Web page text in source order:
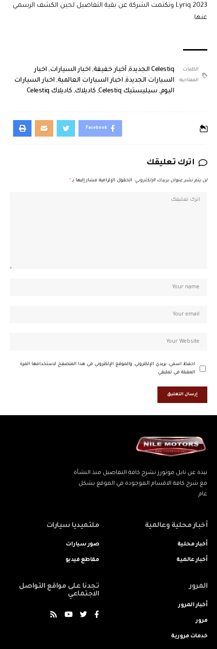
Lyriq 2023 وتكتمت الشركة عن بقية التفاصيل لحين الكشف الرسمي
عنها.
الكلمات
المفتاحية:
Celestiq الجديدة , أخبار خفيفة, اخبار السيارات, اخبار
السيارات الجديدة, اخبار السيارات العالمية, اخبار السيارات
اليوم, سيليستيك Celestiq , كاديلاك, كاديلاك Celestiq
Facebook
اترك تعليقك
لن يتم نشر عنوان بريدك الإلكتروني. الحقول الإلزامية مشار إليها بـ *
احفظ اسمي، بريدي الإلكتروني، والموقع الإلكتروني في هذا المتصفح لاستخدامها المرة
المقبلة في تعليقي.
نبذة عن نايل موتورز تشرح كافة التفاصيل منذ النشأة
مع شرح كافة الاقسام الموجودة في الموقع بشكل
عام
أخبار محلية وعالمية
أخبار محلية
أخبار عالمية
ملتميديا سيارات
صور سيارات
مقاطع فيديو
المرور
أخبار المرور
مرور
خدمات مرورية
تجدنا على مواقع التواصل
الاجتماعي